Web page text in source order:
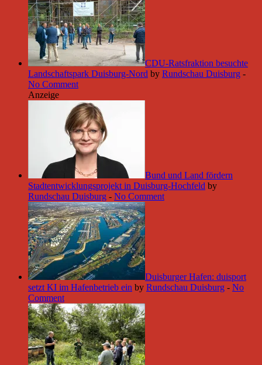
CDU-Ratsfraktion besuchte
Landschaftspark Duisburg-Nord by Rundschau Duisburg -
No Comment
Anzeige
Bund und Land fördern
Stadtentwicklungsprojekt in Duisburg-Hochfeld by
Rundschau Duisburg - No Comment
Duisburger Hafen: duisport
setzt KI im Hafenbetrieb ein by Rundschau Duisburg - No
Comment